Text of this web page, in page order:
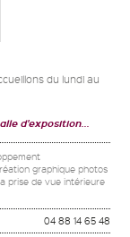
du lundi au
d'exposition...
graphique photos
prise de vue intérieure
04 88 14 65 48